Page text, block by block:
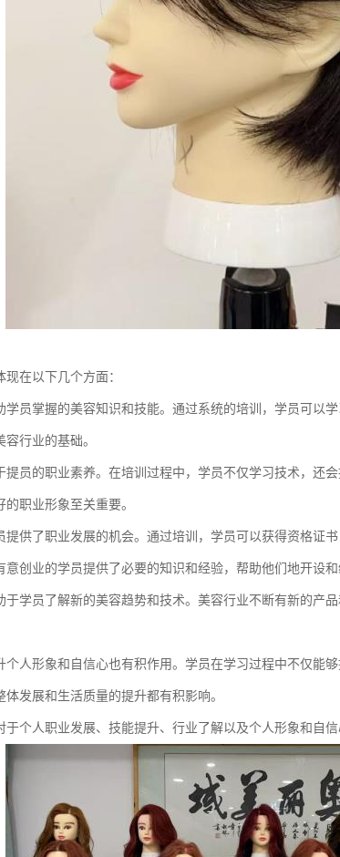
在以下几个方面：
学员掌握的美容知识和技能。通过系统的培训，学员可以
行业的基础。
提员的职业素养。在培训过程中，学员不仅学习技术，还
职业形象至关重要。
提供了职业发展的机会。通过培训，学员可以获得资格证
创业的学员提供了必要的知识和经验，帮助他们地开设和
于学员了解新的美容趋势和技术。美容行业不断有新的产
个人形象和自信心也有积作用。学员在学习过程中不仅能
发展和生活质量的提升都有积影响。
于个人职业发展、技能提升、行业了解以及个人形象和自信